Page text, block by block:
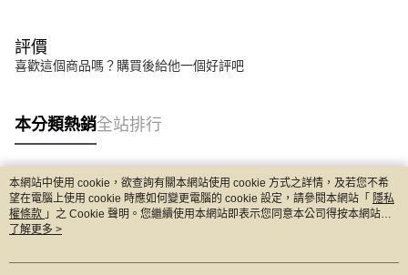
評價
喜歡這個商品嗎？購買後給他一個好評吧
本分類熱銷全站排行
熱門標籤
本網站中使用 cookie，欲查詢有關本網站使用 cookie 方式之詳情，及若您不希
望在電腦上使用 cookie 時應如何變更電腦的 cookie 設定，請參閱本網站「 隱私
權條款 」之 Cookie 聲明。您繼續使用本網站即表示您同意本公司得按本網站使
用條款之 Cookie 聲明使用 cookie。
了解更多 >